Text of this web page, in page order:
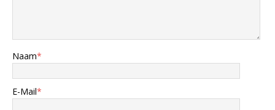
Naam*
E-Mail*